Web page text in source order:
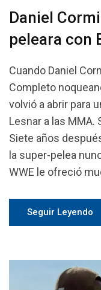
Daniel
peleara con
Cuando Daniel
Completo
volvió a abrir para
Lesnar a las MMA.
Siete años
la super-pelea
WWE le ofreció
Seguir Leyendo